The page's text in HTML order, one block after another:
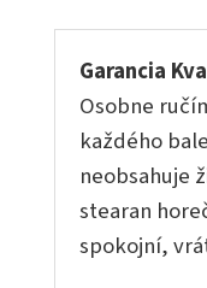
Garancia
Osobne
každého
neobsahuje
stearan
spokojní,